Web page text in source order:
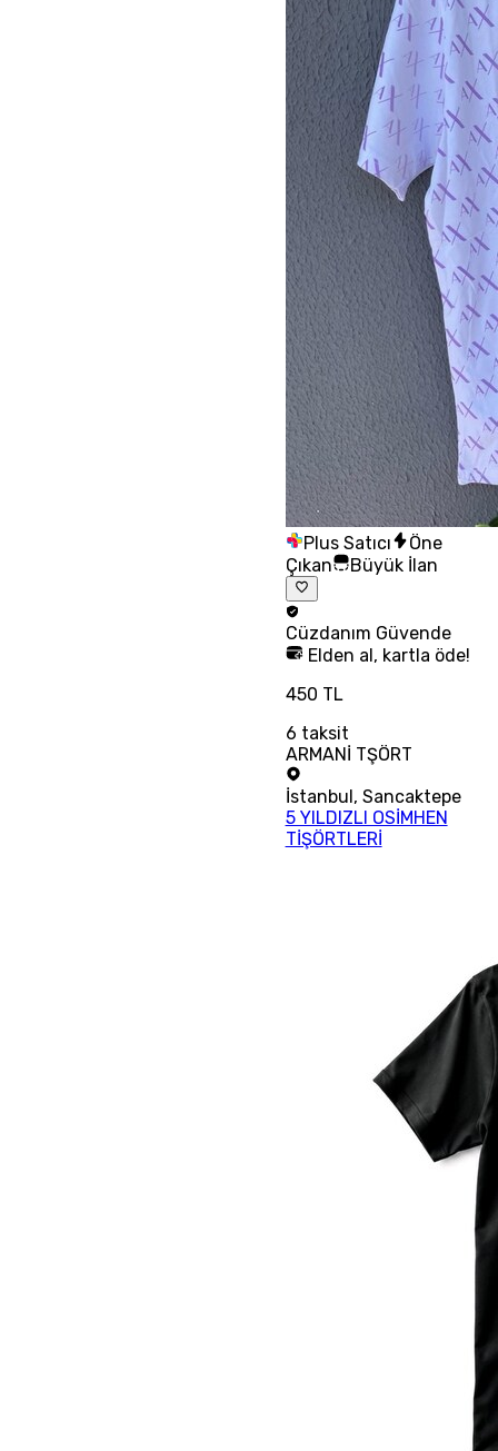
Plus Satıcı
Öne
Çıkan
Büyük İlan
Cüzdanım Güvende
Elden al, kartla öde!
450 TL
6 taksit
ARMANİ TŞÖRT
İstanbul, Sancaktepe
5 YILDIZLI OSİMHEN
TİŞÖRTLERİ